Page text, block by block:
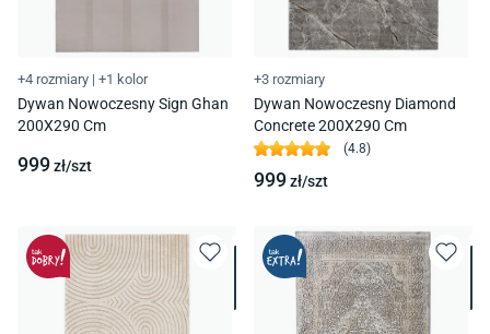
+4 rozmiary | +1 kolor
Dywan Nowoczesny Sign Ghan
200X290 Cm
999zł/szt
+3 rozmiary
Dywan Nowoczesny Diamond
Concrete 200X290 Cm
(4.8)
999zł/szt